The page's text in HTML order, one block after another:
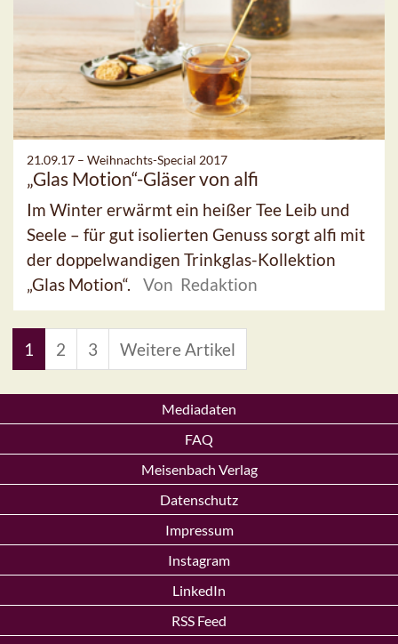
21.09.17 – Weihnachts-Special 2017
„Glas Motion“-Gläser von alfi
Im Winter erwärmt ein heißer Tee Leib und
Seele – für gut isolierten Genuss sorgt alfi mit
der doppelwandigen Trinkglas-Kollektion
„Glas Motion“.
Von Redaktion
1 2 3 Weitere Artikel
Mediadaten
FAQ
Meisenbach Verlag
Datenschutz
Impressum
Instagram
LinkedIn
RSS Feed